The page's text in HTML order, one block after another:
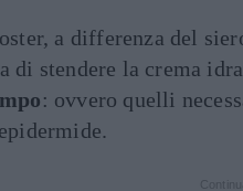
a differenza del
di stendere la crema
: ovvero quelli